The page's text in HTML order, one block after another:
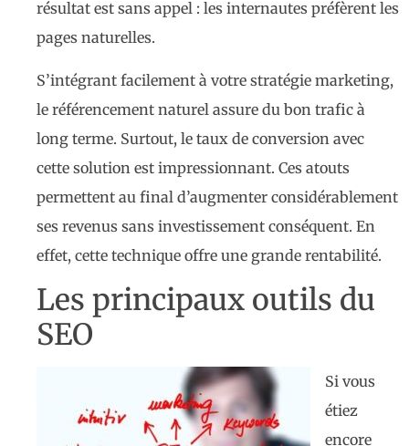
résultat est sans appel : les internautes préfèrent les
pages naturelles.
S’intégrant facilement à votre stratégie marketing,
le référencement naturel assure du bon trafic à
long terme. Surtout, le taux de conversion avec
cette solution est impressionnant. Ces atouts
permettent au final d’augmenter considérablement
ses revenus sans investissement conséquent. En
effet, cette technique offre une grande rentabilité.
Les principaux outils du
SEO
Si vous
étiez
encore